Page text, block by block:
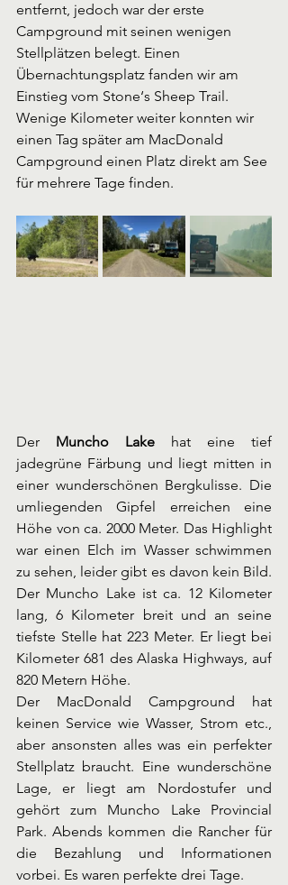
entfernt, jedoch war der erste
Campground mit seinen wenigen
Stellplätzen belegt. Einen
Übernachtungsplatz fanden wir am
Einstieg vom Stone‘s Sheep Trail.
Wenige Kilometer weiter konnten wir
einen Tag später am MacDonald
Campground einen Platz direkt am See
für mehrere Tage finden.
Der Muncho Lake hat eine tief
jadegrüne Färbung und liegt mitten in
einer wunderschönen Bergkulisse. Die
umliegenden Gipfel erreichen eine
Höhe von ca. 2000 Meter. Das Highlight
war einen Elch im Wasser schwimmen
zu sehen, leider gibt es davon kein Bild.
Der Muncho Lake ist ca. 12 Kilometer
lang, 6 Kilometer breit und an seine
tiefste Stelle hat 223 Meter. Er liegt bei
Kilometer 681 des Alaska Highways, auf
820 Metern Höhe.
Der MacDonald Campground hat
keinen Service wie Wasser, Strom etc.,
aber ansonsten alles was ein perfekter
Stellplatz braucht. Eine wunderschöne
Lage, er liegt am Nordostufer und
gehört zum Muncho Lake Provincial
Park. Abends kommen die Rancher für
die Bezahlung und Informationen
vorbei. Es waren perfekte drei Tage.